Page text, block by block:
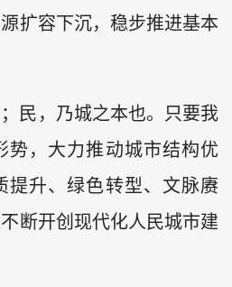
扩容下沉，稳步推进基本
民，乃城之本也。只要我
势，大力推动城市结构优
提升、绿色转型、文脉赓
断开创现代化人民城市建